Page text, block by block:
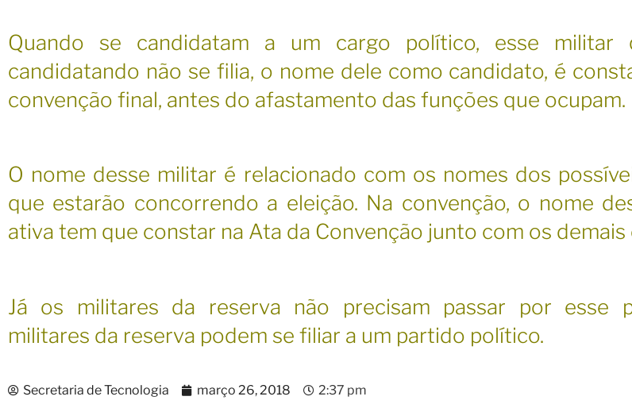
Quando se candidatam a um cargo político, esse militar
candidatando não se filia, o nome dele como candidato, é
convenção final, antes do afastamento das funções que ocupam.
O nome desse militar é relacionado com os nomes dos
que estarão concorrendo a eleição. Na convenção, o nome
ativa tem que constar na Ata da Convenção junto com os
Já os militares da reserva não precisam passar por esse
militares da reserva podem se filiar a um partido político.
Secretaria de Tecnologia março 26, 2018 2:37 pm